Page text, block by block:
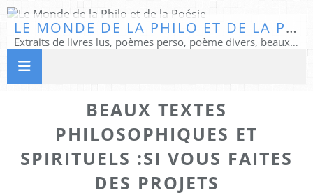
LE MONDE DE LA PHILO ET DE LA POÉSIE
Extraits de livres lus, poèmes perso, poème divers, beaux textes...
BEAUX TEXTES
PHILOSOPHIQUES ET
SPIRITUELS :SI VOUS FAITES
DES PROJETS